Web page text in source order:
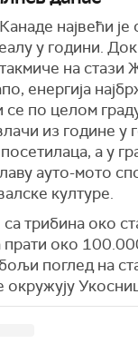
највећи је
у години.
на
енергија
по целом
из године у
а у
ауто-мото
културе.
трибина око
око
поглед на
окружују